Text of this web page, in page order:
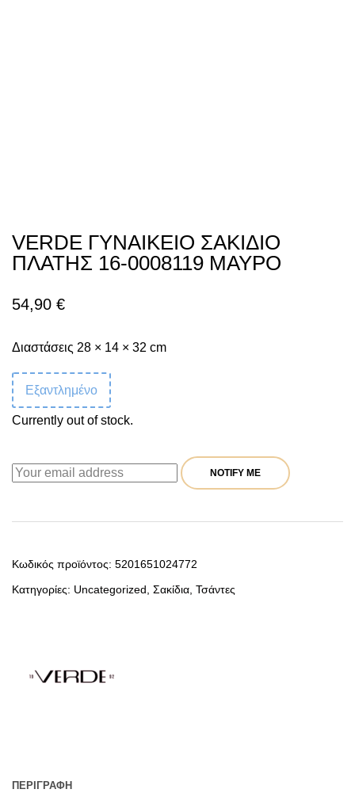
VERDE ΓΥΝΑΙΚΕΙΟ ΣΑΚΙΔΙΟ
ΠΛΑΤΗΣ 16-0008119 ΜΑΥΡΟ
54,90 €
Διαστάσεις 28 × 14 × 32 cm
Εξαντλημένο
Currently out of stock.
NOTIFY ME
Κωδικός προϊόντος: 5201651024772
Κατηγορίες: Uncategorized, Σακίδια, Τσάντες
ΠΕΡΙΓΡΑΦΉ